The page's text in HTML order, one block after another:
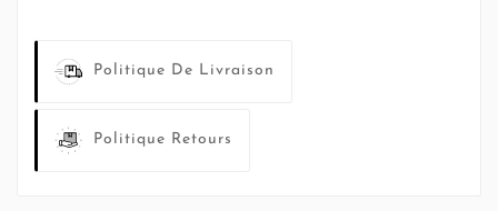
Politique De Livraison
Politique Retours